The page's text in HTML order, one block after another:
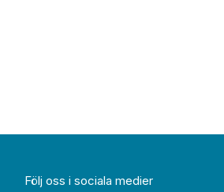
Följ oss i sociala medier